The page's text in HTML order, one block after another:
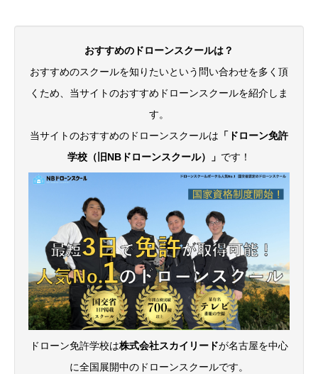
おすすめのドローンスクールは？
おすすめのスクールを知りたいという問い合わせを多く頂
くため、当サイトのおすすめドローンスクールを紹介しま
す。
当サイトのおすすめのドローンスクールは 「ドローン免許
学校（旧NBドローンスクール）」 です！
ドローン免許学校は株式会社スカイリードが名古屋を中心
に全国展開中のドローンスクールです。